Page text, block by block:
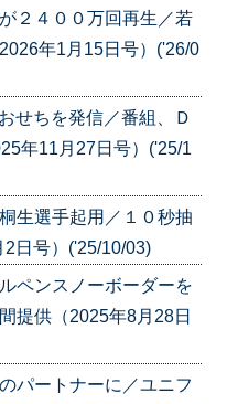
２４００万回再生／若
年1月15日号）('26/0
せちを発信／番組、Ｄ
年11月27日号）('25/1
生選手起用／１０秒抽
日号）('25/10/03)
ペンスノーボーダーを
提供（2025年8月28日
パートナーに／ユニフ